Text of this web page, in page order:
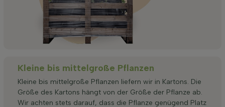
Kleine bis mittelgroße Pflanzen
Kleine bis mittelgroße Pflanzen liefern wir in Kartons. Die
Größe des Kartons hängt von der Größe der Pflanze ab.
Wir achten stets darauf, dass die Pflanze genügend Platz